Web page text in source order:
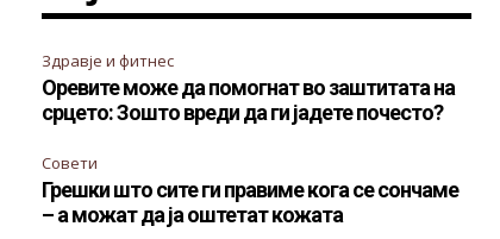
Здравје и фитнес
Оревите може да помогнат во заштитата на
срцето: Зошто вреди да ги јадете почесто?
Совети
Грешки што сите ги правиме кога се сончаме
– а можат да ја оштетат кожата